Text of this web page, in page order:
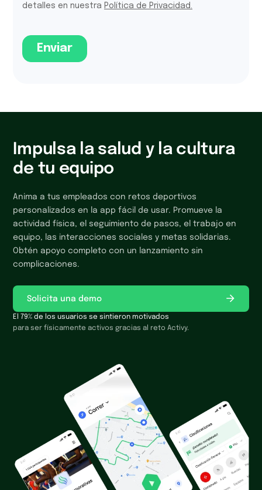
Impulsa la salud y la cultura
de tu equipo
Anima a tus empleados con retos deportivos
personalizados en la app fácil de usar. Promueve la
actividad física, el seguimiento de pasos, el trabajo en
equipo, las interacciones sociales y metas solidarias.
Obtén apoyo completo con un lanzamiento sin
complicaciones.
Solicita una demo
El 79% de los usuarios se sintieron motivados
para ser físicamente activos gracias al reto Activy.